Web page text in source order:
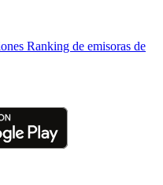
Ranking de emisoras de